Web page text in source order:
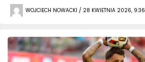
WOJCIECH NOWACKI / 28 KWIETNIA 2026, 9:36